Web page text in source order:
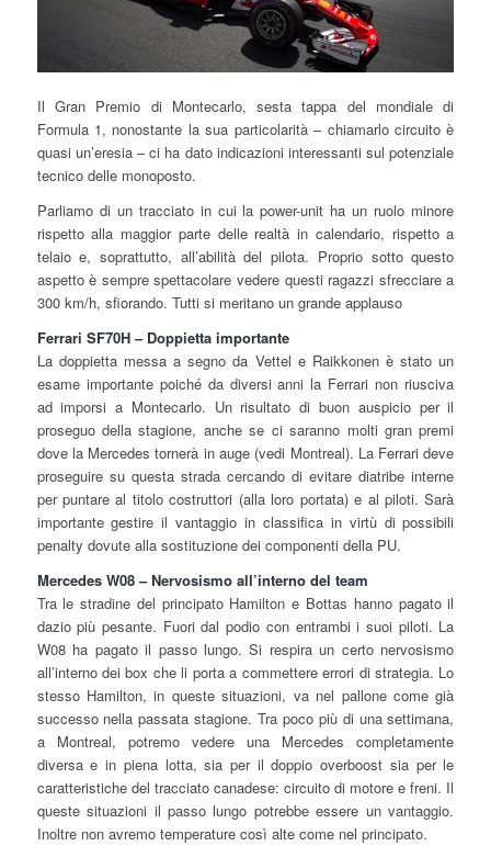
Il Gran Premio di Montecarlo, sesta tappa del mondiale di
Formula 1, nonostante la sua particolarità – chiamarlo circuito è
quasi un’eresia – ci ha dato indicazioni interessanti sul potenziale
tecnico delle monoposto.
Parliamo di un tracciato in cui la power-unit ha un ruolo minore
rispetto alla maggior parte delle realtà in calendario, rispetto a
telaio e, soprattutto, all’abilità del pilota. Proprio sotto questo
aspetto è sempre spettacolare vedere questi ragazzi sfrecciare a
300 km/h, sfiorando. Tutti si meritano un grande applauso
Ferrari SF70H – Doppietta importante
La doppietta messa a segno da Vettel e Raikkonen è stato un
esame importante poiché da diversi anni la Ferrari non riusciva
ad imporsi a Montecarlo. Un risultato di buon auspicio per il
proseguo della stagione, anche se ci saranno molti gran premi
dove la Mercedes tornerà in auge (vedi Montreal). La Ferrari deve
proseguire su questa strada cercando di evitare diatribe interne
per puntare al titolo costruttori (alla loro portata) e al piloti. Sarà
importante gestire il vantaggio in classifica in virtù di possibili
penalty dovute alla sostituzione dei componenti della PU.
Mercedes W08 – Nervosismo all’interno del team
Tra le stradine del principato Hamilton e Bottas hanno pagato il
dazio più pesante. Fuori dal podio con entrambi i suoi piloti. La
W08 ha pagato il passo lungo. Si respira un certo nervosismo
all’interno dei box che li porta a commettere errori di strategia. Lo
stesso Hamilton, in queste situazioni, va nel pallone come già
successo nella passata stagione. Tra poco più di una settimana,
a Montreal, potremo vedere una Mercedes completamente
diversa e in piena lotta, sia per il doppio overboost sia per le
caratteristiche del tracciato canadese: circuito di motore e freni. Il
queste situazioni il passo lungo potrebbe essere un vantaggio.
Inoltre non avremo temperature così alte come nel principato.